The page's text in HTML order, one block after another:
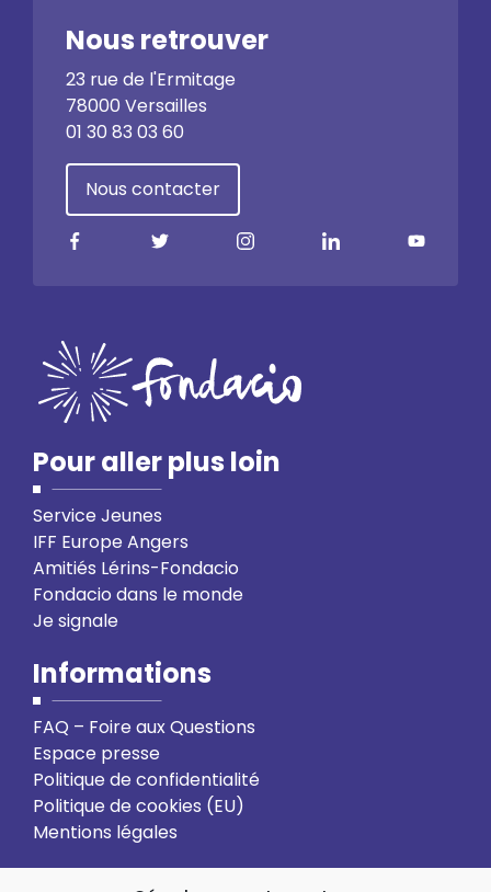
Nous retrouver
23 rue de l'Ermitage
78000 Versailles
01 30 83 03 60
Nous contacter
Pour aller plus loin
Service Jeunes
IFF Europe Angers
Amitiés Lérins-Fondacio
Fondacio dans le monde
Je signale
Informations
FAQ – Foire aux Questions
Espace presse
Politique de confidentialité
Politique de cookies (EU)
Mentions légales